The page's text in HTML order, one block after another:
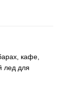
кафе,
лед для